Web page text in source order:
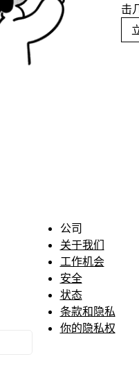
击
公司
关于我们
工作机会
安全
状态
条款和隐私
你的隐私权